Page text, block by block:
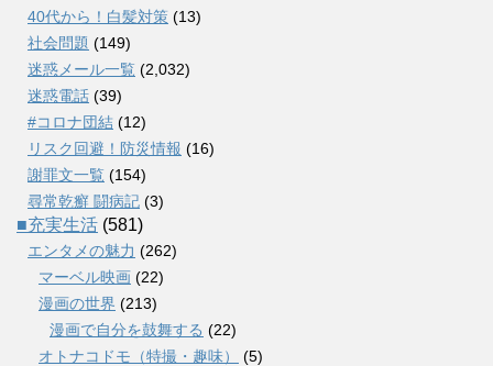
40代から！白髪対策 (13)
社会問題 (149)
迷惑メール一覧 (2,032)
迷惑電話 (39)
#コロナ団結 (12)
リスク回避！防災情報 (16)
謝罪文一覧 (154)
尋常乾癬 闘病記 (3)
■充実生活 (581)
エンタメの魅力 (262)
マーベル映画 (22)
漫画の世界 (213)
漫画で自分を鼓舞する (22)
オトナコドモ（特撮・趣味）
(5)